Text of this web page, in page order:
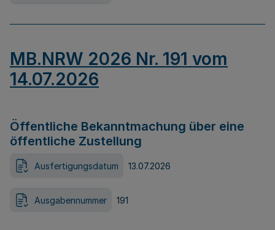
MB.NRW 2026 Nr. 191 vom
14.07.2026
Öffentliche Bekanntmachung über eine
öffentliche Zustellung
Ausfertigungsdatum 13.07.2026
Ausgabennummer 191